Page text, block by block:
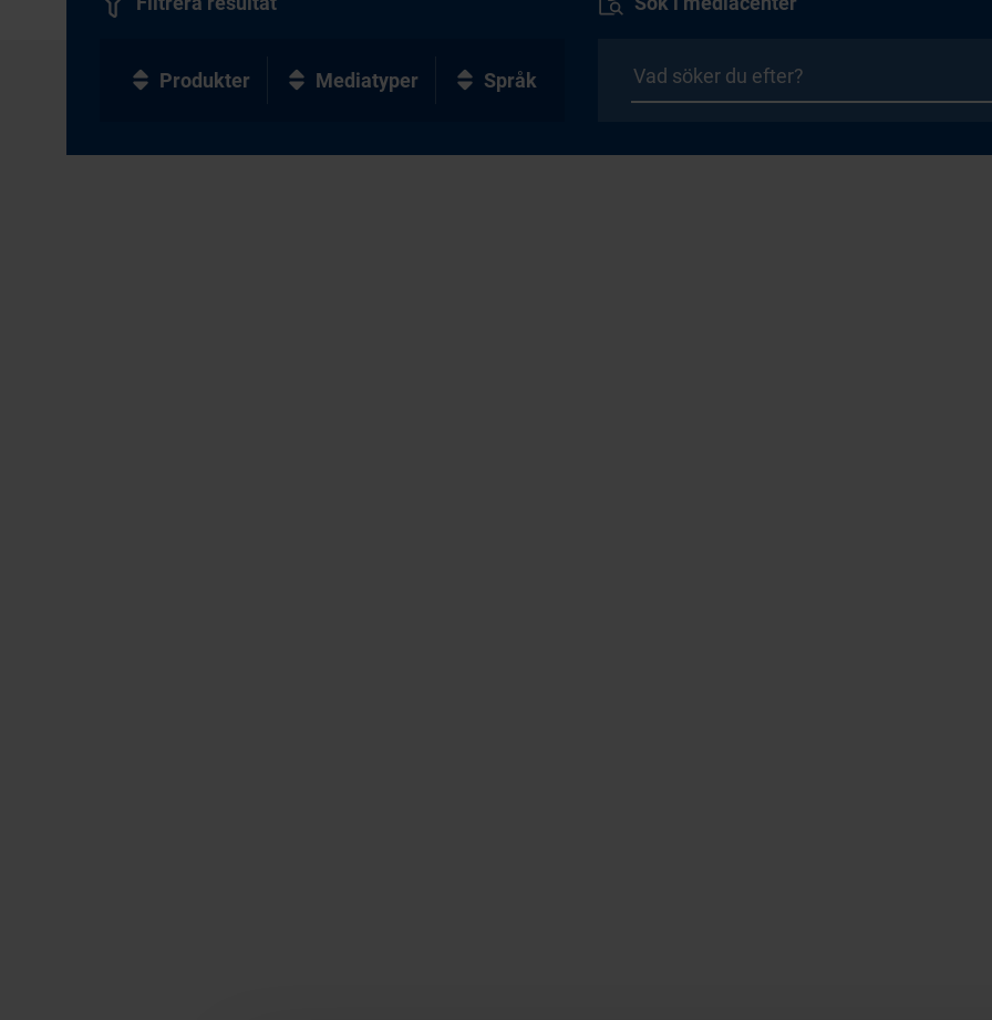
Produkter Mediatyper Språk